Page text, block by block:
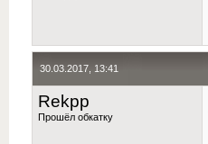
30.03.2017, 13:41
Rekpp
Прошёл обкатку